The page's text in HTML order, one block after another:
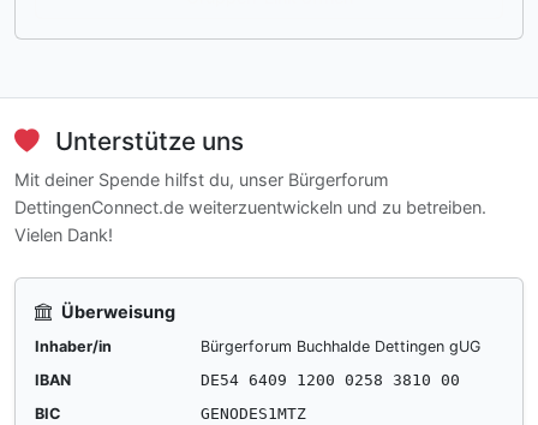
Unterstütze uns
Mit deiner Spende hilfst du, unser Bürgerforum
DettingenConnect.de weiterzuentwickeln und zu betreiben.
Vielen Dank!
Überweisung
Inhaber/in
Bürgerforum Buchhalde Dettingen gUG
IBAN
DE54 6409 1200 0258 3810 00
BIC
GENODES1MTZ